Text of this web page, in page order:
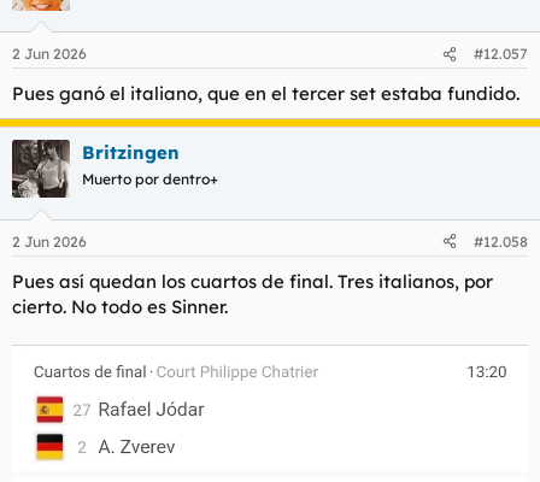
2 Jun 2026 #12.057
Pues ganó el italiano, que en el tercer set estaba fundido.
Britzingen
Muerto por dentro+
2 Jun 2026 #12.058
Pues así quedan los cuartos de final. Tres italianos, por
cierto. No todo es Sinner.